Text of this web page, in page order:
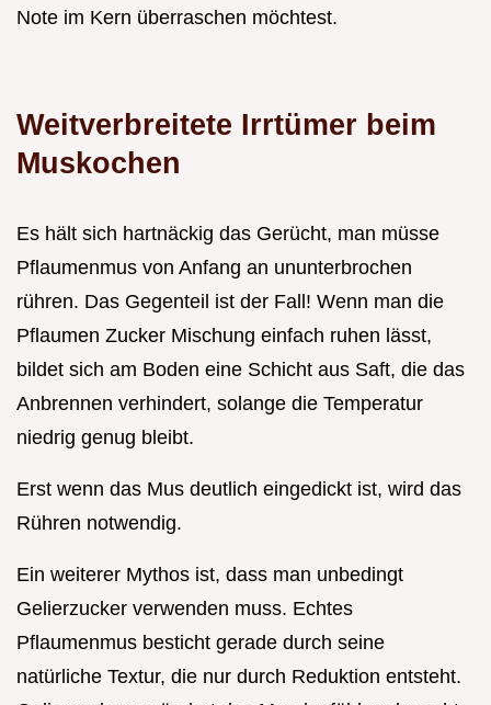
Note im Kern überraschen möchtest.
Weitverbreitete Irrtümer beim
Muskochen
Es hält sich hartnäckig das Gerücht, man müsse
Pflaumenmus von Anfang an ununterbrochen
rühren. Das Gegenteil ist der Fall! Wenn man die
Pflaumen Zucker Mischung einfach ruhen lässt,
bildet sich am Boden eine Schicht aus Saft, die das
Anbrennen verhindert, solange die Temperatur
niedrig genug bleibt.
Erst wenn das Mus deutlich eingedickt ist, wird das
Rühren notwendig.
Ein weiterer Mythos ist, dass man unbedingt
Gelierzucker verwenden muss. Echtes
Pflaumenmus besticht gerade durch seine
natürliche Textur, die nur durch Reduktion entsteht.